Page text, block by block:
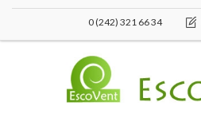
0 (242) 321 66 34